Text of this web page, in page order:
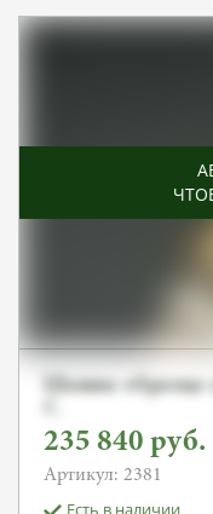
Шашка образца
235 840 руб.
Артикул: 2381
Есть в наличии